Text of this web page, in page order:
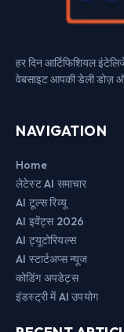
हर दिन आर्टिफिशियल
वेबसाइट आपकी डेली डोज़
NAVIGATION
Home
लेटेस्ट AI समाचार
AI टूल्स रिव्यू
AI इवेंट्स 2026
AI ट्यूटोरियल्स
AI स्टार्टअप्स न्यूज
कोडिंग अपडेट्स
इंडस्ट्री में AI उपयोग